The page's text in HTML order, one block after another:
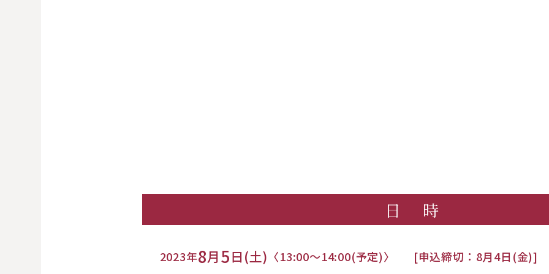
日 時
2023年8月5日(土) 〈13:00～14:00(予定)〉 [申込締切：8月4日(金)]